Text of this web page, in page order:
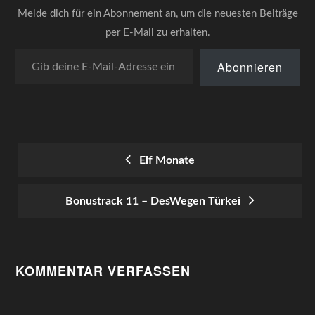
Melde dich für ein Abonnement an, um die neuesten Beiträge
per E-Mail zu erhalten.
Abonnieren
Elf Monate
Bonustrack 11 – DesWegen Türkei
KOMMENTAR VERFASSEN